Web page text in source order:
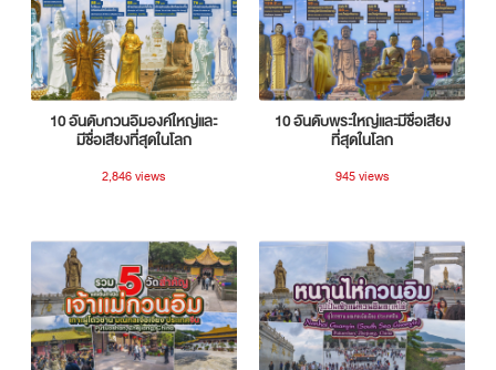
10 อันดับกวนอิมองค์ใหญ่และ
มีชื่อเสียงที่สุดในโลก
2,846 views
10 อันดับพระใหญ่และมีชื่อเสียง
ที่สุดในโลก
945 views